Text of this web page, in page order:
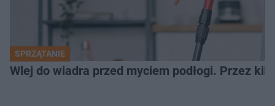
SPRZĄTANIE
Wlej do wiadra przed myciem podłogi. Przez